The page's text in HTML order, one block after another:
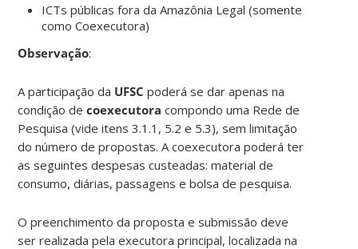
ICTs públicas fora da Amazônia Legal (somente
como Coexecutora)
Observação:
A participação da UFSC poderá se dar apenas na
condição decoexecutora compondo uma Rede de
Pesquisa (vide itens 3.1.1, 5.2 e 5.3), sem limitação
do número de propostas. A coexecutora poderá ter
as seguintes despesas custeadas: material de
consumo, diárias, passagens e bolsa de pesquisa.
O preenchimento da proposta e submissão deve
ser realizada pela executora principal, localizada na